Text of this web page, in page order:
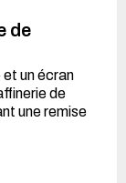
de
un écran
de
une remise